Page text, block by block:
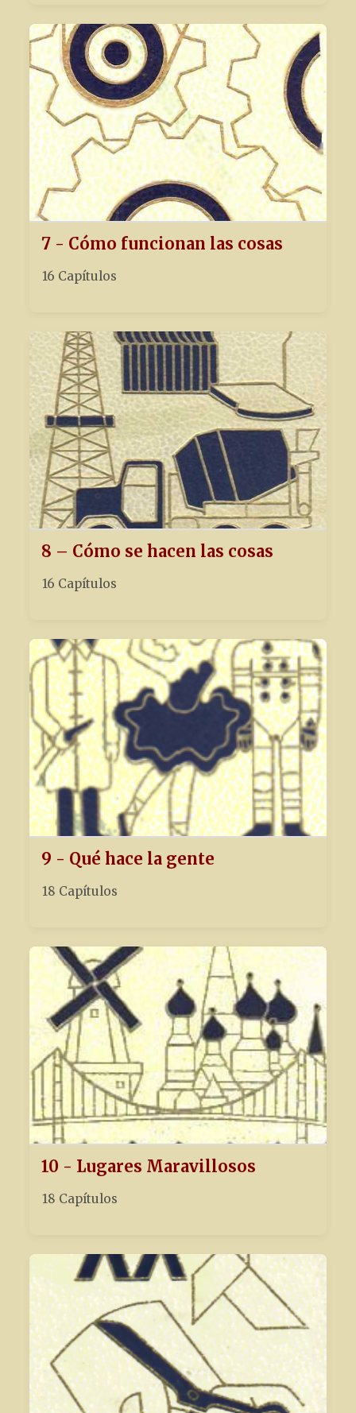
7 - Cómo funcionan las cosas
16 Capítulos
8 – Cómo se hacen las cosas
16 Capítulos
9 - Qué hace la gente
18 Capítulos
10 - Lugares Maravillosos
18 Capítulos